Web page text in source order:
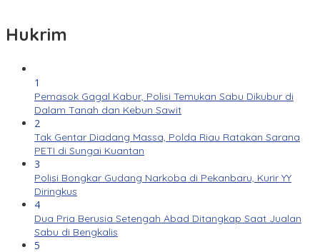
Hukrim
1
Pemasok Gagal Kabur, Polisi Temukan Sabu Dikubur di
Dalam Tanah dan Kebun Sawit
2
Tak Gentar Diadang Massa, Polda Riau Ratakan Sarana
PETI di Sungai Kuantan
3
Polisi Bongkar Gudang Narkoba di Pekanbaru, Kurir YY
Diringkus
4
Dua Pria Berusia Setengah Abad Ditangkap Saat Jualan
Sabu di Bengkalis
5